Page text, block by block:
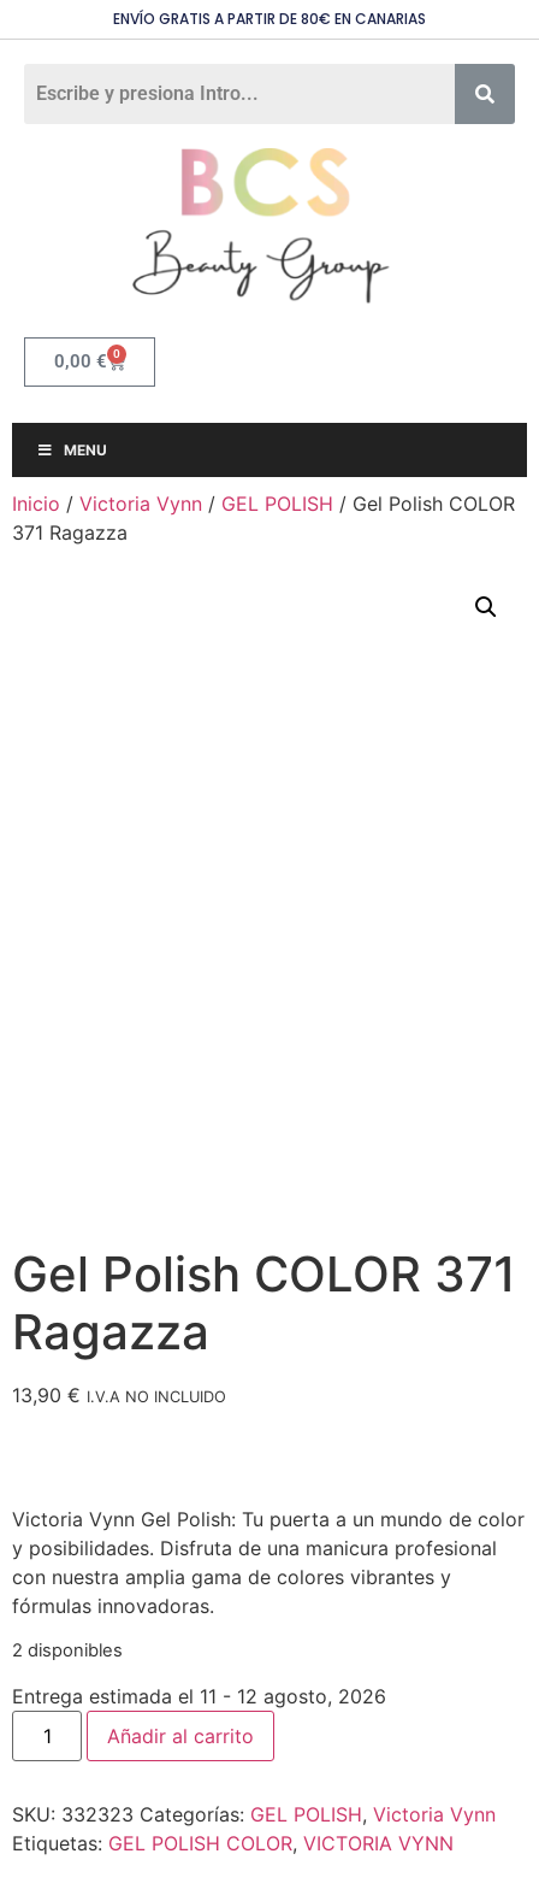
ENVÍO GRATIS A PARTIR DE 80€ EN CANARIAS
0,00 € 0
MENU
Inicio / Victoria Vynn / GEL POLISH / Gel Polish COLOR
371 Ragazza
Gel Polish COLOR 371
Ragazza
13,90 € I.V.A NO INCLUIDO
Victoria Vynn Gel Polish: Tu puerta a un mundo de color
y posibilidades. Disfruta de una manicura profesional
con nuestra amplia gama de colores vibrantes y
fórmulas innovadoras.
2 disponibles
Entrega estimada el 11 - 12 agosto, 2026
Añadir al carrito
SKU: 332323 Categorías: GEL POLISH, Victoria Vynn
Etiquetas: GEL POLISH COLOR, VICTORIA VYNN